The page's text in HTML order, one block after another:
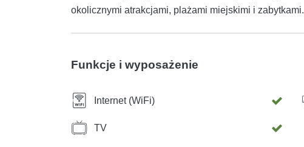
okolicznymi atrakcjami, plażami miejskimi i zabytkami.
Funkcje i wyposażenie
Internet (WiFi)
TV